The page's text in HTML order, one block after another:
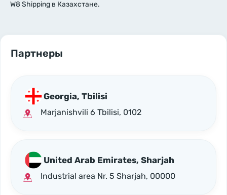
W8 Shipping в Казахстане.
Партнеры
Georgia, Tbilisi
Marjanishvili 6 Tbilisi, 0102
United Arab Emirates, Sharjah
Industrial area Nr. 5 Sharjah, 00000